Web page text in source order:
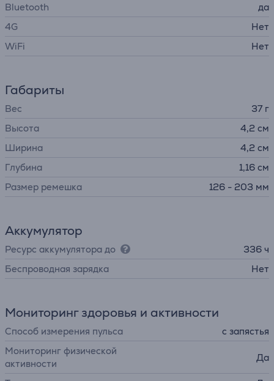
Bluetooth
да
4G
Нет
WiFi
Нет
Габариты
Вес
37 г
Высота
4,2 см
Ширина
4,2 см
Глубина
1,16 см
Размер ремешка
126 - 203 мм
Аккумулятор
Ресурс аккумулятора до
336 ч
Беспроводная зарядка
Нет
Мониторинг здоровья и активности
Способ измерения пульса
с запястья
Мониторинг физической
активности
Да